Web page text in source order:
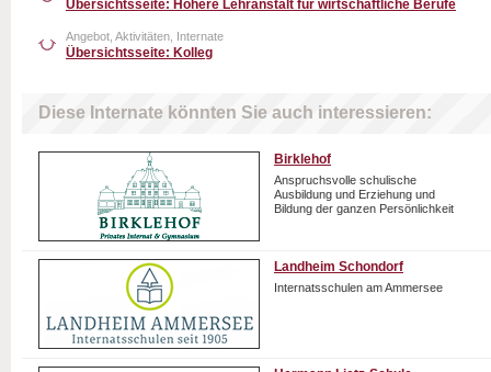
Übersichtsseite: Höhere Lehranstalt für wirtschaftliche Berufe
Angebot, Aktivitäten, Internate
Übersichtsseite: Kolleg
Diese Internate könnten Sie auch interessieren:
Birklehof
Anspruchsvolle schulische
Ausbildung und Erziehung und
Bildung der ganzen Persönlichkeit
Landheim Schondorf
Internatsschulen am Ammersee